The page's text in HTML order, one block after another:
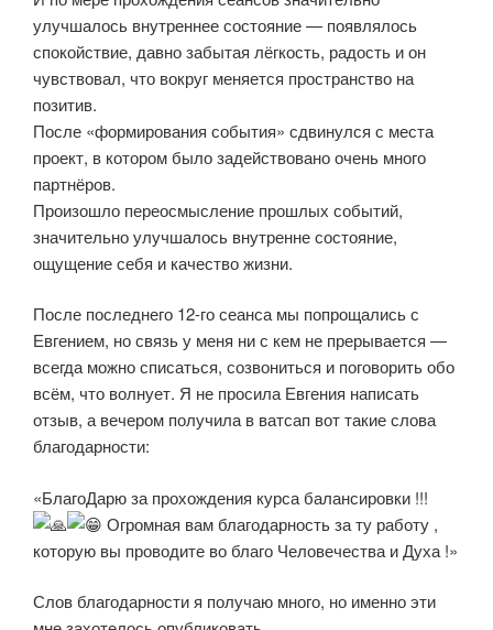
улучшалось внутреннее состояние — появлялось
спокойствие, давно забытая лёгкость, радость и он
чувствовал, что вокруг меняется пространство на
позитив.
После «формирования события» сдвинулся с места
проект, в котором было задействовано очень много
партнёров.
Произошло переосмысление прошлых событий,
значительно улучшалось внутренне состояние,
ощущение себя и качество жизни.
После последнего 12-го сеанса мы попрощались с
Евгением, но связь у меня ни с кем не прерывается —
всегда можно списаться, созвониться и поговорить обо
всём, что волнует. Я не просила Евгения написать
отзыв, а вечером получила в ватсап вот такие слова
благодарности:
«БлагоДарю за прохождения курса балансировки !!!
Огромная вам благодарность за ту работу ,
которую вы проводите во благо Человечества и Духа !»
Слов благодарности я получаю много, но именно эти